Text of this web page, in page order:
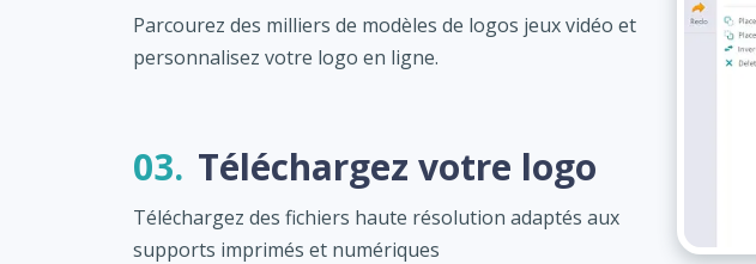
Parcourez des milliers de modèles de logos jeux vidéo et
personnalisez votre logo en ligne.
03. Téléchargez votre logo
Téléchargez des fichiers haute résolution adaptés aux
supports imprimés et numériques